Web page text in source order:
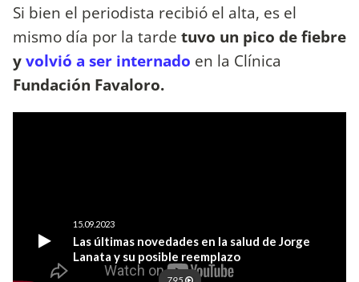
Si bien el periodista recibió el alta, es el
mismo día por la tarde tuvo un pico de fiebre
yvolvió a ser internado en la Clínica
Fundación Favaloro.